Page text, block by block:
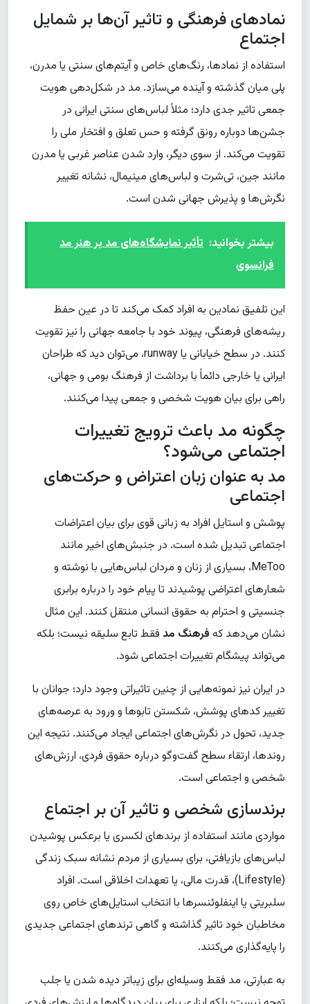
نمادهای فرهنگی و تاثیر آن‌ها بر شمایل
اجتماع
استفاده از نمادها، رنگ‌های خاص و آیتم‌های سنتی یا مدرن،
پلی میان گذشته و آینده می‌سازد. مد در شکل‌دهی هویت
جمعی تاثیر جدی دارد؛ مثلاً لباس‌های سنتی ایرانی در
جشن‌ها دوباره رونق گرفته و حس تعلق و افتخار ملی را
تقویت می‌کند. از سوی دیگر، وارد شدن عناصر غربی یا مدرن
مانند جین، تی‌شرت و لباس‌های مینیمال، نشانه تغییر
نگرش‌ها و پذیرش جهانی شدن است.
بیشتر بخوانید: تأثیر نمایشگاه‌های مد بر هنر مد
فرانسوی
این تلفیق نمادین به افراد کمک می‌کند تا در عین حفظ
ریشه‌های فرهنگی، پیوند خود با جامعه جهانی را نیز تقویت
کنند. در سطح خیابانی یا runway، می‌توان دید که طراحان
ایرانی یا خارجی دائماً با برداشت از فرهنگ بومی و جهانی،
راهی برای بیان هویت شخصی و جمعی پیدا می‌کنند.
چگونه مد باعث ترویج تغییرات
اجتماعی می‌شود؟
مد به عنوان زبان اعتراض و حرکت‌های
اجتماعی
پوشش و استایل افراد به زبانی قوی برای بیان اعتراضات
اجتماعی تبدیل شده است. در جنبش‌های اخیر مانند
MeToo، بسیاری از زنان و مردان لباس‌هایی با نوشته و
شعارهای اعتراضی پوشیدند تا پیام خود را درباره برابری
جنسیتی و احترام به حقوق انسانی منتقل کنند. این مثال
نشان می‌دهد کهفرهنگ مدفقط تابع سلیقه نیست؛ بلکه
می‌تواند پیشگام تغییرات اجتماعی شود.
در ایران نیز نمونه‌هایی از چنین تاثیراتی وجود دارد؛ جوانان با
تغییر کدهای پوشش، شکستن تابوها و ورود به عرصه‌های
جدید، تحول در نگرش‌های اجتماعی ایجاد می‌کنند. نتیجه این
روندها، ارتقاء سطح گفت‌وگو درباره حقوق فردی، ارزش‌های
شخصی و اجتماعی است.
برندسازی شخصی و تاثیر آن بر اجتماع
مواردی مانند استفاده از برندهای لکسرییا برعکس پوشیدن
لباس‌های بازیافتی، برای بسیاری از مردم نشانه سبک زندگی
(Lifestyle)، قدرت مالی، یا تعهدات اخلاقی است. افراد
سلبریتی یا اینفلوئنسرها با انتخاب استایل‌های خاص روی
مخاطبان خود تاثیر گذاشته و گاهی ترندهای اجتماعی جدیدی
را پایه‌گذاری می‌کنند.
به عبارتی، مد فقط وسیله‌ای برای زیباتر دیده شدن یا جلب